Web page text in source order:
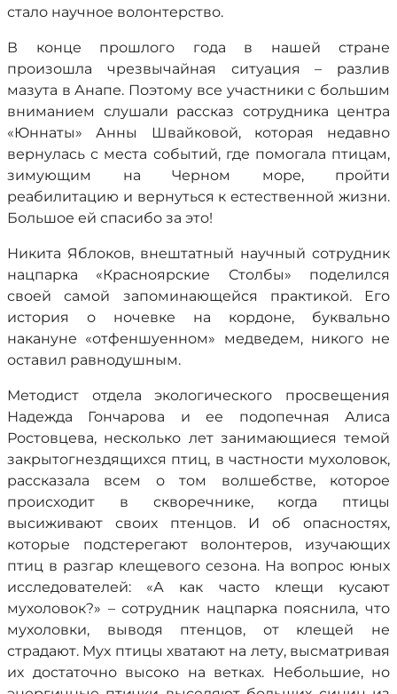
стало научное волонтерство.
В конце прошлого года в нашей стране
произошла чрезвычайная ситуация – разлив
мазута в Анапе. Поэтому все участники с большим
вниманием слушали рассказ сотрудника центра
«Юннаты» Анны Швайковой, которая недавно
вернулась с места событий, где помогала птицам,
зимующим на Черном море, пройти
реабилитацию и вернуться к естественной жизни.
Большое ей спасибо за это!
Никита Яблоков, внештатный научный сотрудник
нацпарка «Красноярские Столбы» поделился
своей самой запоминающейся практикой. Его
история о ночевке на кордоне, буквально
накануне «отфеншуенном» медведем, никого не
оставил равнодушным.
Методист отдела экологического просвещения
Надежда Гончарова и ее подопечная Алиса
Ростовцева, несколько лет занимающиеся темой
закрытогнездящихся птиц, в частности мухоловок,
рассказала всем о том волшебстве, которое
происходит в скворечнике, когда птицы
высиживают своих птенцов. И об опасностях,
которые подстерегают волонтеров, изучающих
птиц в разгар клещевого сезона. На вопрос юных
исследователей: «А как часто клещи кусают
мухоловок?» – сотрудник нацпарка пояснила, что
мухоловки, выводя птенцов, от клещей не
страдают. Мух птицы хватают на лету, высматривая
их достаточно высоко на ветках. Небольшие, но